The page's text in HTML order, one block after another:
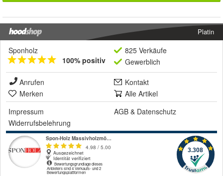
Platin
Sponholz
100% positiv
825 Verkäufe
Gewerblich
Anrufen
Kontakt
Merken
Alle Artikel
Impressum
AGB & Datenschutz
Widerrufsbelehrung